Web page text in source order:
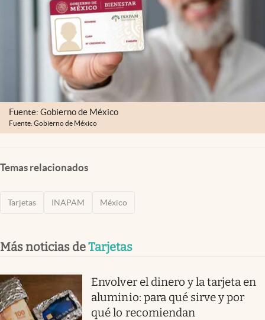
Fuente: Gobierno de México
Fuente: Gobierno de México
Temas relacionados
Tarjetas INAPAM México
Más noticias deTarjetas
Envolver el dinero y la tarjeta en
aluminio: para qué sirve y por
qué lo recomiendan